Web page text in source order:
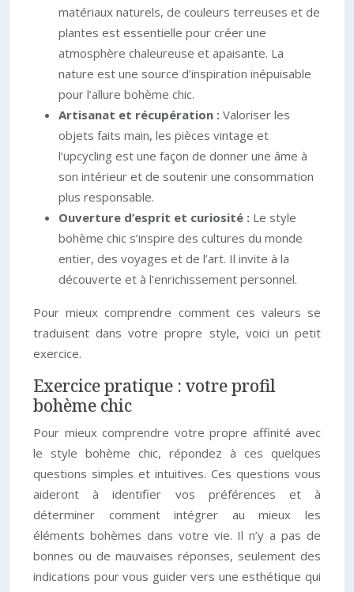
matériaux naturels, de couleurs terreuses et de
plantes est essentielle pour créer une
atmosphère chaleureuse et apaisante. La
nature est une source d’inspiration inépuisable
pour l’allure bohème chic.
Artisanat et récupération : Valoriser les
objets faits main, les pièces vintage et
l’upcycling est une façon de donner une âme à
son intérieur et de soutenir une consommation
plus responsable.
Ouverture d’esprit et curiosité : Le style
bohème chic s’inspire des cultures du monde
entier, des voyages et de l’art. Il invite à la
découverte et à l’enrichissement personnel.
Pour mieux comprendre comment ces valeurs se
traduisent dans votre propre style, voici un petit
exercice.
Exercice pratique : votre profil
bohème chic
Pour mieux comprendre votre propre affinité avec
le style bohème chic, répondez à ces quelques
questions simples et intuitives. Ces questions vous
aideront à identifier vos préférences et à
déterminer comment intégrer au mieux les
éléments bohèmes dans votre vie. Il n’y a pas de
bonnes ou de mauvaises réponses, seulement des
indications pour vous guider vers une esthétique qui